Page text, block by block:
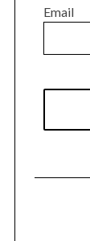
Email